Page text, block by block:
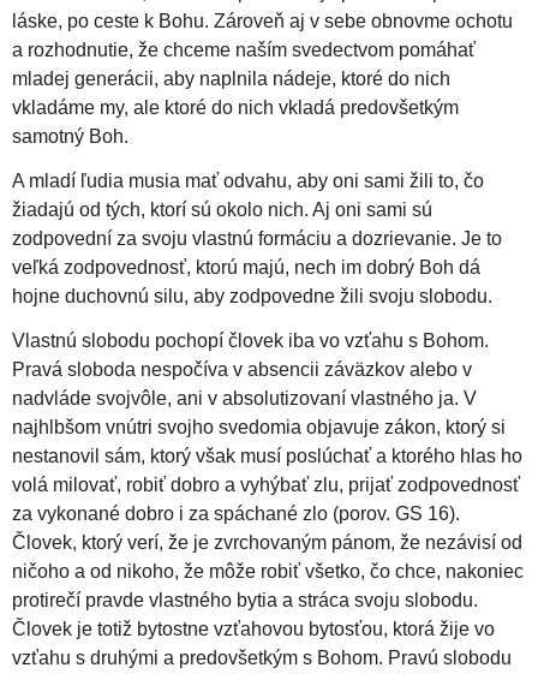
láske, po ceste k Bohu. Zároveň aj v sebe obnovme ochotu
a rozhodnutie, že chceme naším svedectvom pomáhať
mladej generácii, aby naplnila nádeje, ktoré do nich
vkladáme my, ale ktoré do nich vkladá predovšetkým
samotný Boh.
A mladí ľudia musia mať odvahu, aby oni sami žili to, čo
žiadajú od tých, ktorí sú okolo nich. Aj oni sami sú
zodpovední za svoju vlastnú formáciu a dozrievanie. Je to
veľká zodpovednosť, ktorú majú, nech im dobrý Boh dá
hojne duchovnú silu, aby zodpovedne žili svoju slobodu.
Vlastnú slobodu pochopí človek iba vo vzťahu s Bohom.
Pravá sloboda nespočíva v absencii záväzkov alebo v
nadvláde svojvôle, ani v absolutizovaní vlastného ja. V
najhlbšom vnútri svojho svedomia objavuje zákon, ktorý si
nestanovil sám, ktorý však musí poslúchať a ktorého hlas ho
volá milovať, robiť dobro a vyhýbať zlu, prijať zodpovednosť
za vykonané dobro i za spáchané zlo (porov. GS 16).
Človek, ktorý verí, že je zvrchovaným pánom, že nezávisí od
ničoho a od nikoho, že môže robiť všetko, čo chce, nakoniec
protirečí pravde vlastného bytia a stráca svoju slobodu.
Človek je totiž bytostne vzťahovou bytosťou, ktorá žije vo
vzťahu s druhými a predovšetkým s Bohom. Pravú slobodu